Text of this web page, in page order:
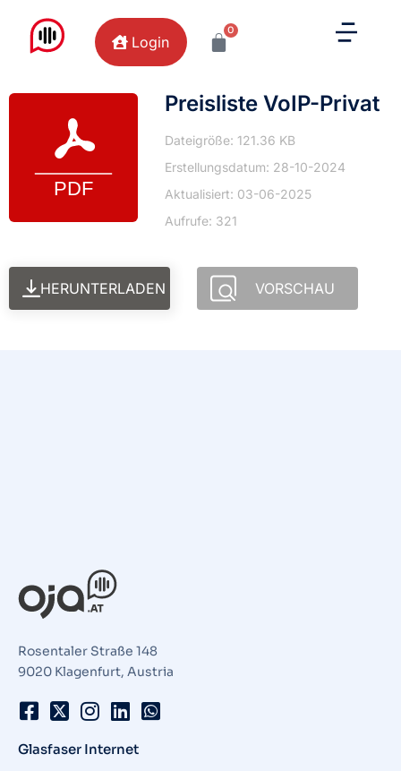
Login
0
Preisliste VoIP-Privat
Dateigröße: 121.36 KB
Erstellungsdatum: 28-10-2024
Aktualisiert: 03-06-2025
Aufrufe: 321
HERUNTERLADEN VORSCHAU
Rosentaler Straße 148
9020 Klagenfurt, Austria
Glasfaser Internet